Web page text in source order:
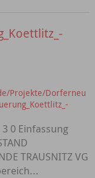
Projekte/Dorferneu
0 Einfassung
TRAUSNITZ VG